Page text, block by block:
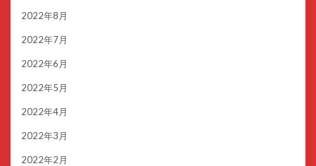
2022年8月
2022年7月
2022年6月
2022年5月
2022年4月
2022年3月
2022年2月